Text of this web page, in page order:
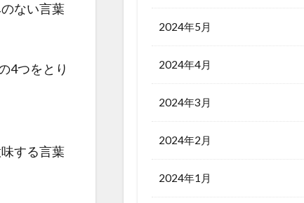
ない言葉
4つをとり
する言葉
2024年5月
2024年4月
2024年3月
2024年2月
2024年1月